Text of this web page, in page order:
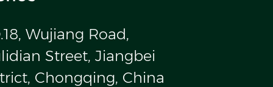
Wujiang Road,
Street, Jiangbei
Chongqing, China